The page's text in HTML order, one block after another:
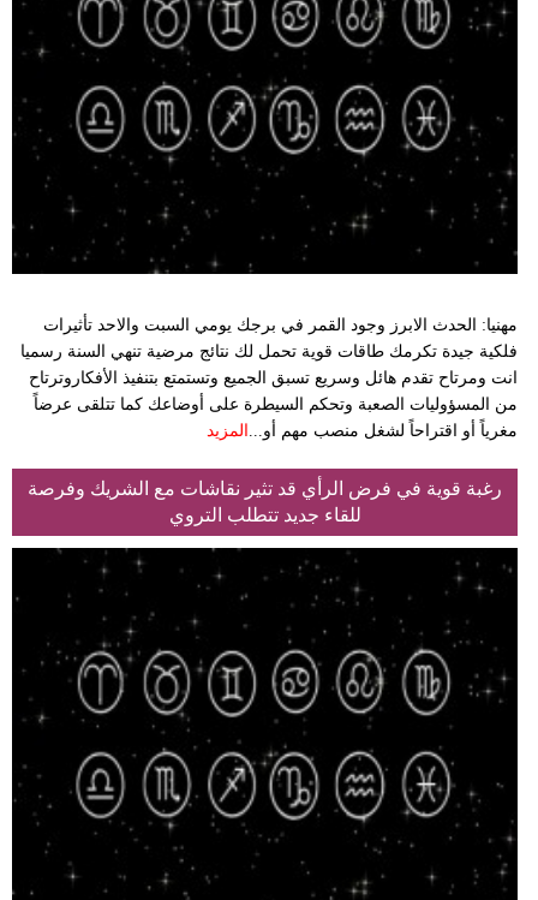
وتغذية
وسفر
ديكور
إعلام
تعليم
مرأة
وتكنولوجيا
بيئة
مدوَّنات
أبراج
سيارات
مهنيا: الحدث الابرز وجود القمر في برجك يومي السبت والاحد تأثيرات
فلكية جيدة تكرمك طاقات قوية تحمل لك نتائج مرضية تنهي السنة رسميا
انت ومرتاح تقدم هائل وسريع تسبق الجميع وتستمتع بتنفيذ الأفكاروترتاح
من المسؤوليات الصعبة وتحكم السيطرة على أوضاعك كما تتلقى عرضاً
مغرياً أو اقتراحاً لشغل منصب مهم أو... المزيد
رغبة قوية في فرض الرأي قد تثير نقاشات مع الشريك وفرصة
للقاء جديد تتطلب التروي